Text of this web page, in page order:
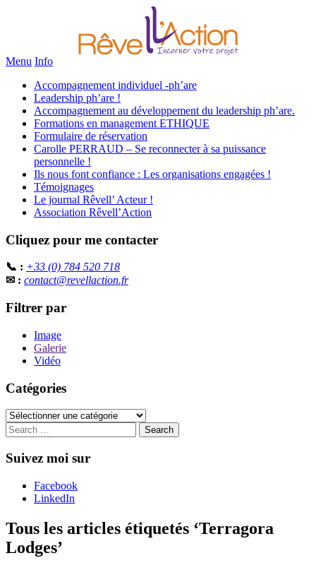
Menu Info
Accompagnement individuel -ph’are
Leadership ph’are !
Accompagnement au développement du leadership ph’are.
Formations en management ETHIQUE
Formulaire de réservation
Carolle PERRAUD – Se reconnecter à sa puissance
personnelle !
Ils nous font confiance : Les organisations engagées !
Témoignages
Le journal Rêvell’ Acteur !
Association Rêvell’Action
Cliquez pour me contacter
📞 : +33 (0) 784 520 718
✉ : contact@revellaction.fr
Filtrer par
Image
Galerie
Vidéo
Catégories
Catégories
Suivez moi sur
Facebook
LinkedIn
Tous les articles étiquetés ‘Terragora
Lodges’